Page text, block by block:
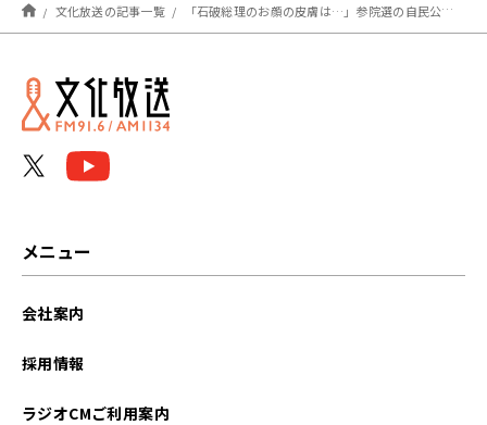
文化放送の記事一覧 「石破総理のお顔の皮膚は…」参院選の自民公約 経済の専門家とアナ意見交わす
メニュー
会社案内
採用情報
ラジオCMご利用案内